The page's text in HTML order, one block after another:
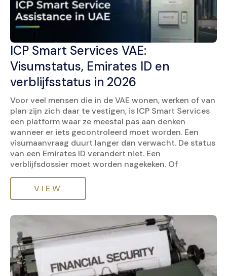
ICP Smart Services VAE:
Visumstatus, Emirates ID en
verblijfsstatus in 2026
Voor veel mensen die in de VAE wonen, werken of van
plan zijn zich daar te vestigen, is ICP Smart Services
een platform waar ze meestal pas aan denken
wanneer er iets gecontroleerd moet worden. Een
visumaanvraag duurt langer dan verwacht. De status
van een Emirates ID verandert niet. Een
verblijfsdossier moet worden nagekeken. Of
VIEW